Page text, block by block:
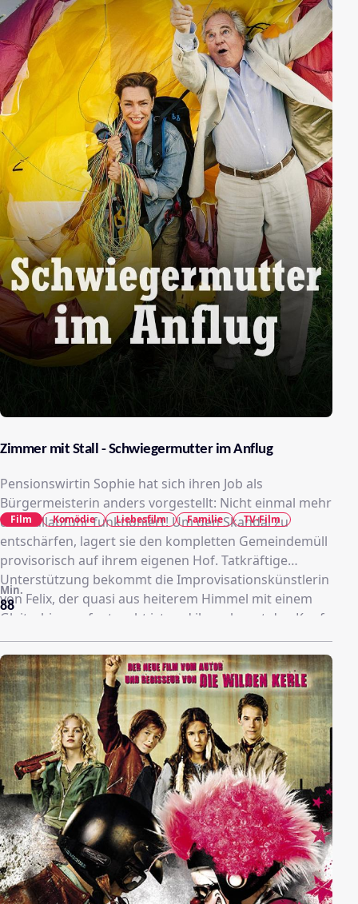
Zimmer mit Stall - Schwiegermutter im Anflug
Pensionswirtin Sophie hat sich ihren Job als
Bürgermeisterin anders vorgestellt: Nicht einmal mehr
die Müllabfuhr funktioniert! Um den Skandal zu
entschärfen, lagert sie den kompletten Gemeindemüll
provisorisch auf ihrem eigenen Hof. Tatkräftige
Unterstützung bekommt die Improvisationskünstlerin
von Felix, der quasi aus heiterem Himmel mit einem
Gleitschirm aufgetaucht ist und ihr gekonnt den Kopf
verdreht. Ausgerechnet jetzt steht Sophies Ex-
Schwiegermutter Brigitte vor der Tür. Die Grande
Dame aus Paris will, dass Sophie zu ihrem Sohn
Phillippe zurückkehrt, um die unstandesgemäße
Nachfolgerin zu verhindern. Während Leonie sich über
den Besuch ihrer Oma freut, möchte Sophie möglichst
wenig von ihr wissen. Ins Staunen gerät sie, welchen
unerwarteten Zauber die raffinierte Brigitte bei ihrem
grantelnden Stallbewohner Barthl auslöst. Er kauft
einen eleganten Anzug und putzt sich ordentlich
heraus, um die elegante Seniorin zu beeindrucken.
Doch es tauchen noch mehr ungebetene Gäste auf.
88
Min.
Film Komödie Liebesfilm Familie TV-Film